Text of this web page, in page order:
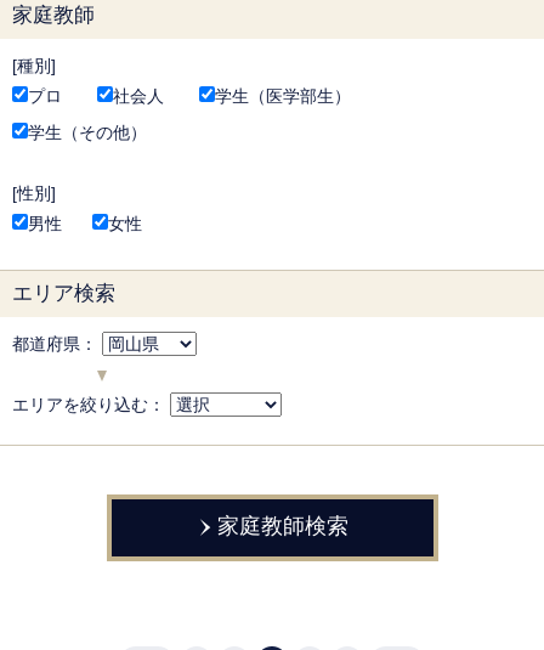
家庭教師
種別
プロ
社会人
学生（医学部生）
学生（その他）
性別
男性
女性
エリア検索
都道府県：
エリアを絞り込む：
家庭教師検索